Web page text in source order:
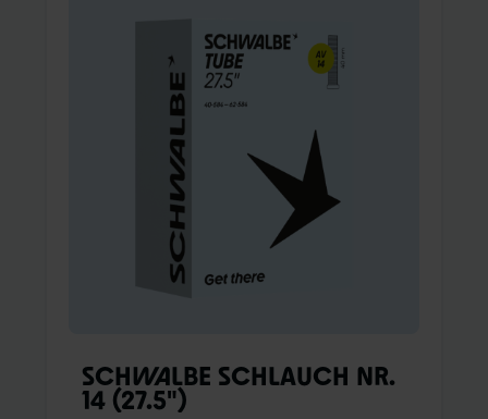
SCHWALBE SCHLAUCH NR.
14 (27.5")